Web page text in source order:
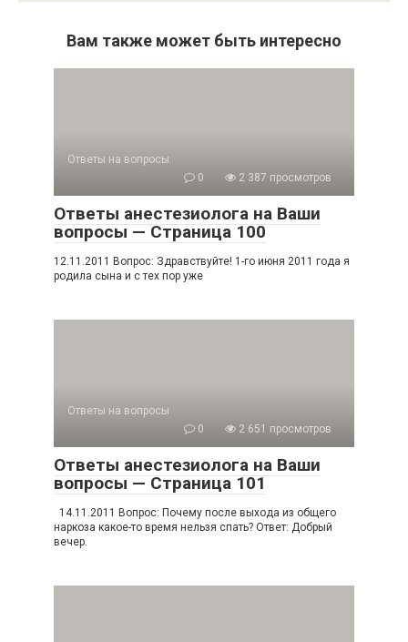
Вам также может быть интересно
Ответы на вопросы
0
2 387 просмотров
Ответы анестезиолога на Ваши
вопросы — Страница 100
12.11.2011 Вопрос: Здравствуйте! 1-го июня 2011 года я
родила сына и с тех пор уже
Ответы на вопросы
0
2 651 просмотров
Ответы анестезиолога на Ваши
вопросы — Страница 101
14.11.2011 Вопрос: Почему после выхода из общего
наркоза какое-то время нельзя спать? Ответ: Добрый
вечер.